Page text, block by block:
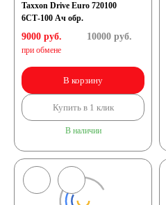
Taxxon Drive Euro 720100
6СТ-100 Ач обр.
9000 руб.
при обмене
10000руб.
В корзину
Купить в 1 клик
В наличии